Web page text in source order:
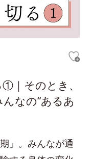
｜そのとき、
なの“あるあ
」。みんなが通